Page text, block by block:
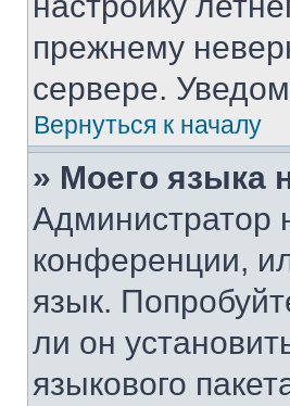
прежнему
сервере.
Вернуться к началу
» Моего языка
Администратор
конференции,
язык.
ли он
языкового